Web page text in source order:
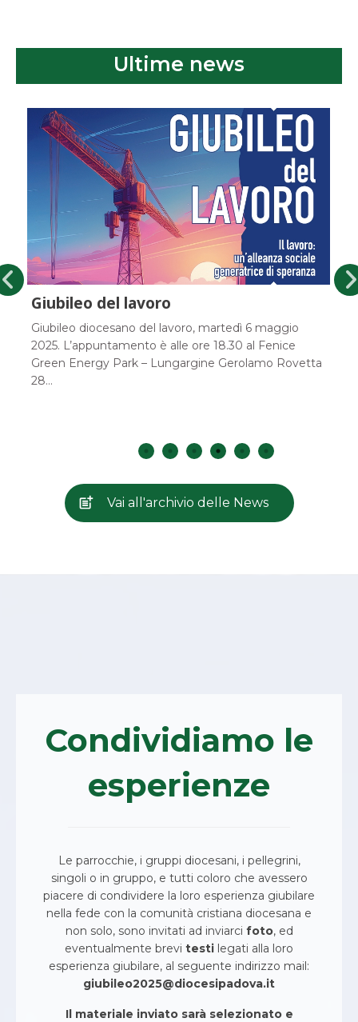
Ultime news
Giubileo dei ministri straordinari della
Si celebra sabato 3 maggio 2025 nel santuario
dell’Opera della Provvidenza Sant’Antonio, alla
presenza del vescovo Claudio, il Giubileo dei ministri
Vai all'archivio delle News
Condividiamo le
esperienze
Le parrocchie, i gruppi diocesani, i pellegrini,
singoli o in gruppo, e tutti coloro che avessero
piacere di condividere la loro esperienza giubilare
nella fede con la comunità cristiana diocesana e
non solo, sono invitati ad inviarci foto, ed
eventualmente brevi testi legati alla loro
esperienza giubilare, al seguente indirizzo mail:
giubileo2025@diocesipadova.it
Il materiale inviato sarà selezionato e